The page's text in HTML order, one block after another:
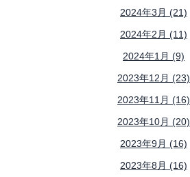
2024年3月 (21)
2024年2月 (11)
2024年1月 (9)
2023年12月 (23)
2023年11月 (16)
2023年10月 (20)
2023年9月 (16)
2023年8月 (16)